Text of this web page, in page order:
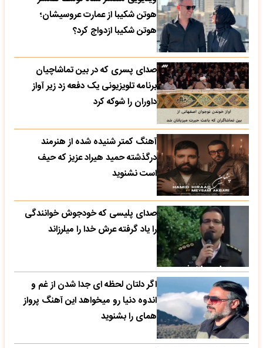
هوتن شکیبا از عمارت عروسیشان؛
هوتن شکیبا ازدواج کرد؟
صدای پسری که در بین تماشاچیان
برنامه تلویزیونی یک دفعه زد زیر آواز
داوران را شوکه کرد
آهنگ کمتر شنیده شده از هنرمند
درگذشته حمید هیراد عزیز که حیف
است نشنوید
صدای پلیسی که خودجوش خوانندگی
را یاد گرفته عرش خدا را میلرزاند
اگر دلتان لحظه ای جدا شدن از غم و
اندوه دنیا رو میخواهد این آهنگ پرواز
همای را بشنوید